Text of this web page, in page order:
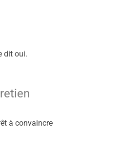
dit oui.
à convaincre